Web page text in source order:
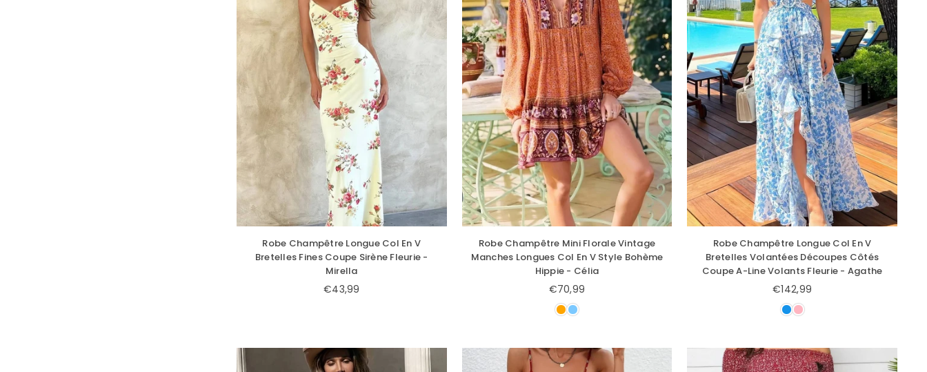
Robe Champêtre Longue Col En V
Bretelles Fines Coupe Sirène Fleurie -
Mirella
Prix
€43,99
Robe Champêtre Mini Florale Vintage
Manches Longues Col En V Style Bohème
Hippie - Célia
Prix
régulier
€70,99
Robe Champêtre Longue Col En V
Bretelles Volantées Découpes Côtés
Coupe A-Line Volants Fleurie - Agathe
Prix
régulier
€142,99